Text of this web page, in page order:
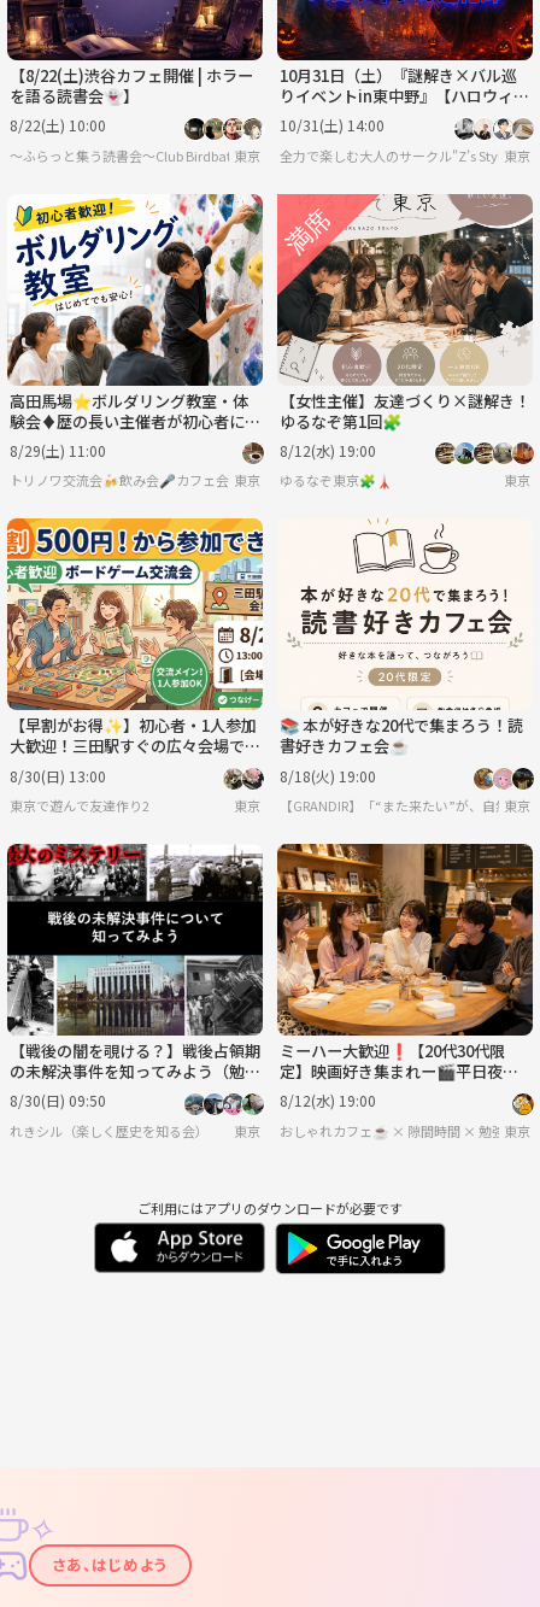
【8/22(土)渋谷カフェ開催 | ホラー
を語る読書会👻】
8/22(土) 10:00
〜ふらっと集う読書会〜Club Birdbath東京
10月31日（土）『謎解き×バル巡
りイベントin東中野』【ハロウィン
の道化師】
10/31(土) 14:00
全力で楽しむ大人のサークル"Z’s Style"東京
高田馬場⭐️ボルダリング教室・体
験会♦️歴の長い主催者が初心者にも
優しく教えます!年齢問わず参加歓
迎!
8/29(土) 11:00
トリノワ交流会🍻飲み会🎤カフェ会☕️カラオケ会☕️など👨‍👩‍👧🐦
東京
【女性主催】友達づくり×謎解き！
ゆるなぞ第1回🧩
8/12(水) 19:00
ゆるなぞ東京🧩🗼 東京
【早割がお得✨】初心者・1人参加
大歓迎！三田駅すぐの広々会場で楽
しむボードゲーム＆マダミス交流会
🎲
8/30(日) 13:00
東京で遊んで友達作り2 東京
📚 本が好きな20代で集まろう！読
書好きカフェ会☕️
8/18(火) 19:00
【GRANDIR】「“また来たい”が、自然と
東京
【戦後の闇を覗ける？】戦後占領期
の未解決事件を知ってみよう（勉強
会）
8/30(日) 09:50
れきシル（楽しく歴史を知る会） 東京
ミーハー大歓迎❗️【20代30代限
定】映画好き集まれー🎬平日夜に
おしゃれ空間でおすすめ映画につい
て語り合おう
8/12(水) 19:00
おしゃれカフェ☕️ × 隙間時間 × 勉強・読
東京
ご利用にはアプリのダウンロードが必要です
✦
✧
さあ、はじめよう